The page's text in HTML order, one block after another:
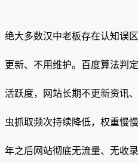
绝大多数汉中老板存在认知误
更新、不用维护。百度算法判
活跃度，网站长期不更新资讯
虫抓取频次持续降低，权重慢
年之后网站彻底无流量、无收录